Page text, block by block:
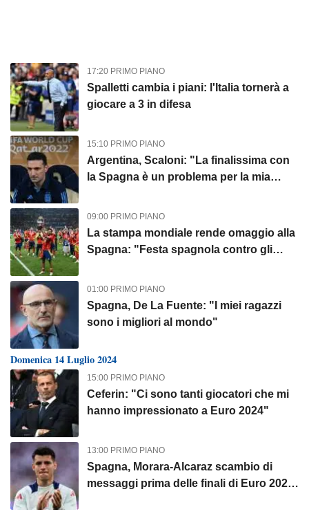
17:20 PRIMO PIANO
Spalletti cambia i piani: l'Italia tornerà a
giocare a 3 in difesa
15:10 PRIMO PIANO
Argentina, Scaloni: "La finalissima con
la Spagna è un problema per la mia
09:00 PRIMO PIANO
La stampa mondiale rende omaggio alla
Spagna: "Festa spagnola contro gli
01:00 PRIMO PIANO
Spagna, De La Fuente: "I miei ragazzi
sono i migliori al mondo"
Domenica 14 Luglio 2024
15:00 PRIMO PIANO
Ceferin: "Ci sono tanti giocatori che mi
hanno impressionato a Euro 2024"
13:00 PRIMO PIANO
Spagna, Morara-Alcaraz scambio di
messaggi prima delle finali di Euro 2024